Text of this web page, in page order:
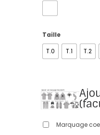
Taille
T.0
T.1 T.2
Marquage